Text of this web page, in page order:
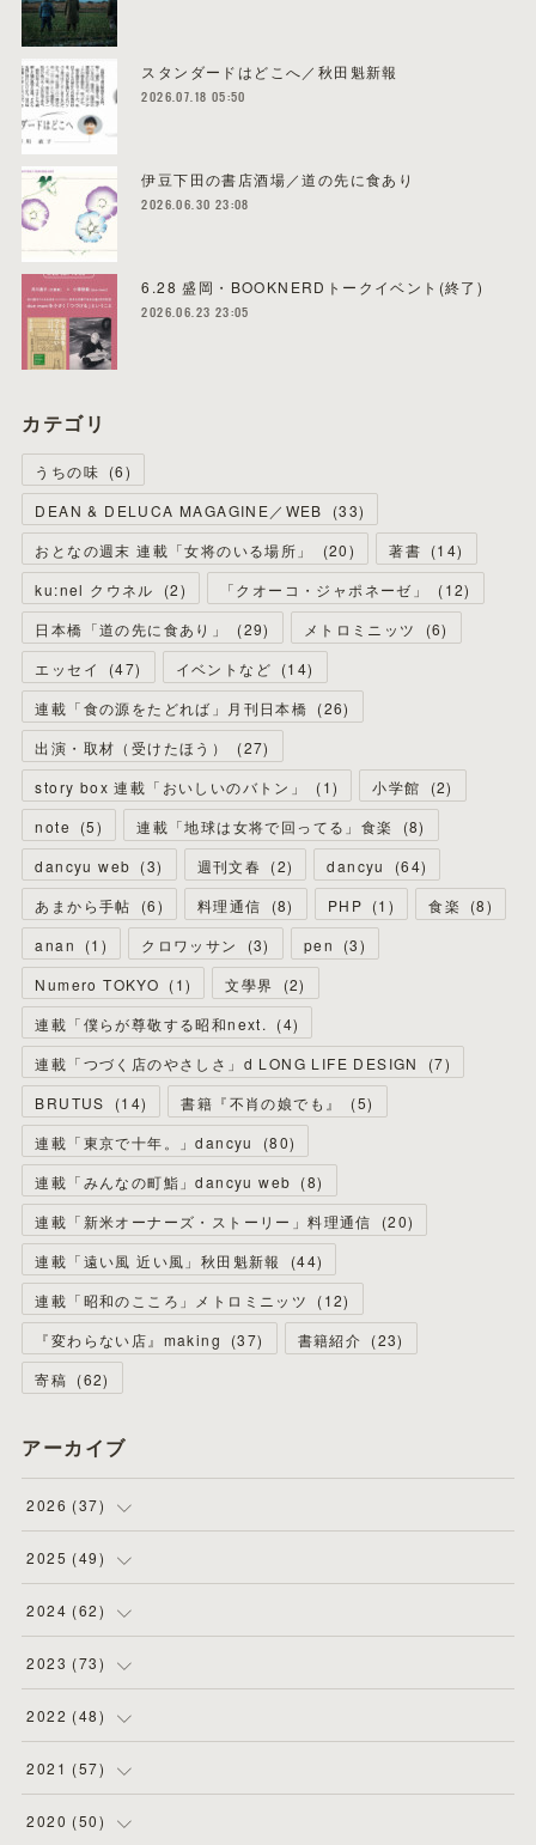
スタンダードはどこへ／秋田魁新報
2026.07.18 05:50
伊豆下田の書店酒場／道の先に食あり
2026.06.30 23:08
6.28 盛岡・BOOKNERDトークイベント(終了)
2026.06.23 23:05
カテゴリ
うちの味 (6)
DEAN & DELUCA MAGAGINE／WEB
(33)
おとなの週末 連載「女将のいる場所」
(20) 著書 (14)
ku:nel クウネル
(2) 「クオーコ・ジャポネーゼ」 (12)
日本橋「道の先に食あり」
(29) メトロミニッツ (6)
エッセイ
(47) イベントなど (14)
連載「食の源をたどれば」月刊日本橋 (26)
出演・取材（受けたほう）
(27)
story box 連載「おいしいのバトン」
(1) 小学館 (2)
note
(5) 連載「地球は女将で回ってる」食楽 (8)
dancyu web (3) 週刊文春 (2) dancyu (64)
あまから手帖
(6) 料理通信 (8) PHP (1 ) 食楽 (8)
anan
(1 ) クロワッサン (3) pen (3)
Numero TOKYO (1) 文學界 (2)
連載「僕らが尊敬する昭和next.
(4)
連載「つづく店のやさしさ」d LONG LIFE DESIGN
(7)
BRUTUS
(14) 書籍『不肖の娘でも』 (5)
連載「東京で十年。」dancyu
(80)
連載「みんなの町鮨」dancyu web (8)
連載「新米オーナーズ・ストーリー」料理通信
(20)
連載「遠い風 近い風」秋田魁新報
(44)
連載「昭和のこころ」メトロミニッツ
(12)
『変わらない店』making
(37) 書籍紹介 (23)
寄稿 (62)
アーカイブ
2026 (37)
(4)
(8)
(2)
( 11
2025 (49)
(3)
(4)
(3)
(4)
2024 (62)
(4)
(5)
(5)
(3 )
2023 (73)
(8)
(6)
(7)
2022 (48)
(4)
(4)
2021 (57)
(6)
2020 (50)